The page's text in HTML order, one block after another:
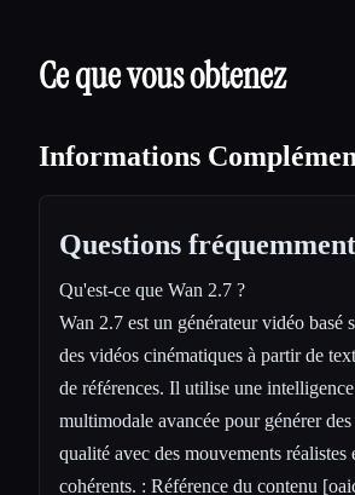
Ce que vous obtenez
Informations
Questions
Qu'est-ce que Wan 2.7 ?
Wan 2.7 est un générateur vidéo basé
des vidéos cinématiques à partir de
de références. Il utilise une
multimodale avancée pour générer
qualité avec des mouvements réalistes
cohérents. : Référence du contenu